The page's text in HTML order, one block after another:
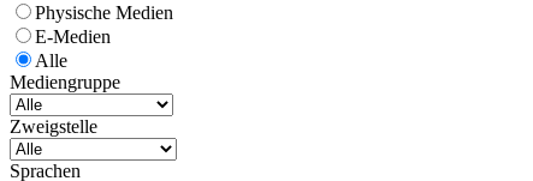
Physische Medien
E-Medien
Alle
Mediengruppe
Zweigstelle
Sprachen